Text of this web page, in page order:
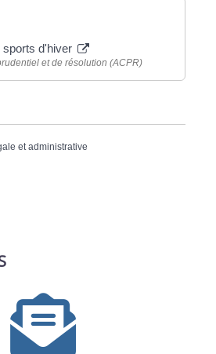
d'hiver
et de résolution (ACPR)
et administrative